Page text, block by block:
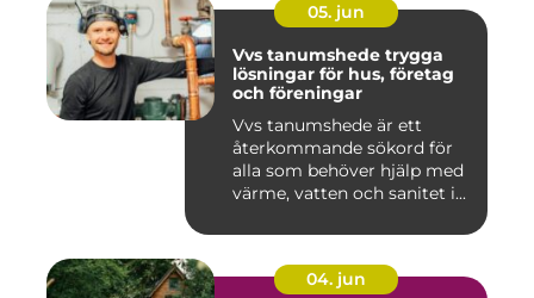
05. jun
Vvs tanumshede trygga
lösningar för hus, företag
och föreningar
Vvs tanumshede är ett
återkommande sökord för
alla som behöver hjälp med
värme, vatten och sanitet i...
04. jun